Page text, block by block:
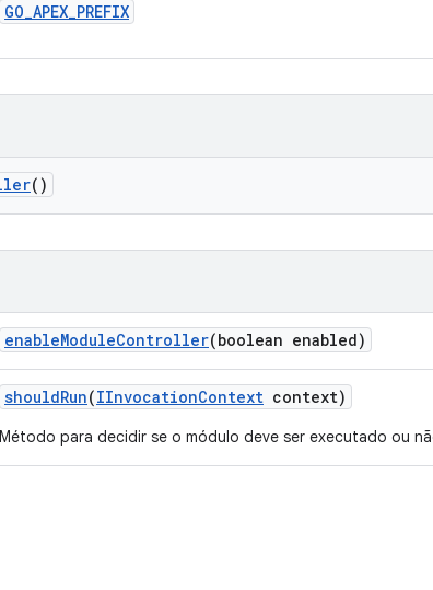
GO_APEX_PREFIX
()
enableModuleController(boolean enabled)
shouldRun(IInvocationContext context)
Método para decidir se o módulo deve ser executado ou